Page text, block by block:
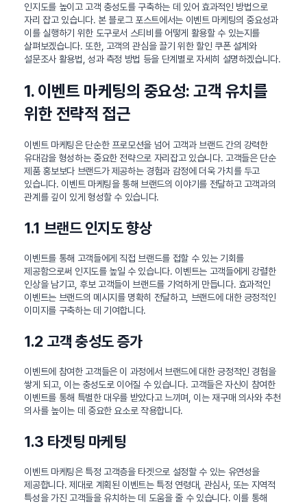
인지도를 높이고 고객 충성도를 구축하는 데 있어 효과적인 방법으로
자리 잡고 있습니다. 본 블로그 포스트에서는 이벤트 마케팅의 중요성과
이를 실행하기 위한 도구로서 스티비를 어떻게 활용할 수 있는지를
살펴보겠습니다. 또한, 고객의 관심을 끌기 위한 할인 쿠폰 설계와
설문조사 활용법, 성과 측정 방법 등을 단계별로 자세히 설명하겠습니다.
1. 이벤트 마케팅의 중요성: 고객 유치를
위한 전략적 접근
이벤트 마케팅은 단순한 프로모션을 넘어 고객과 브랜드 간의 강력한
유대감을 형성하는 중요한 전략으로 자리잡고 있습니다. 고객들은 단순
제품 홍보보다 브랜드가 제공하는 경험과 감정에 더욱 가치를 두고
있습니다. 이벤트 마케팅을 통해 브랜드의 이야기를 전달하고 고객과의
관계를 깊이 있게 형성할 수 있습니다.
1.1 브랜드 인지도 향상
이벤트를 통해 고객들에게 직접 브랜드를 접할 수 있는 기회를
제공함으로써 인지도를 높일 수 있습니다. 이벤트는 고객들에게 강렬한
인상을 남기고, 후보 고객들이 브랜드를 기억하게 만듭니다. 효과적인
이벤트는 브랜드의 메시지를 명확히 전달하고, 브랜드에 대한 긍정적인
이미지를 구축하는 데 기여합니다.
1.2 고객 충성도 증가
이벤트에 참여한 고객들은 이 과정에서 브랜드에 대한 긍정적인 경험을
쌓게 되고, 이는 충성도로 이어질 수 있습니다. 고객들은 자신이 참여한
이벤트를 통해 특별한 대우를 받았다고 느끼며, 이는 재구매 의사와 추천
의사를 높이는 데 중요한 요소로 작용합니다.
1.3 타겟팅 마케팅
이벤트 마케팅은 특정 고객층을 타겟으로 설정할 수 있는 유연성을
제공합니다. 제대로 계획된 이벤트는 특정 연령대, 관심사, 또는 지역적
특성을 가진 고객들을 유치하는 데 도움을 줄 수 있습니다. 이를 통해